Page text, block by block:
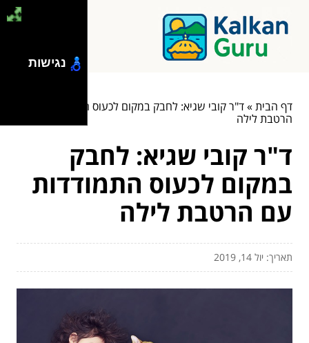
דף הבית»ד"ר קובי שגיא: לחבק במקום לכעוס התמודדות עם
הרטבת לילה
ד"ר קובי שגיא: לחבק
במקום לכעוס התמודדות
עם הרטבת לילה
תאריך: יול 14, 2019
נגישות